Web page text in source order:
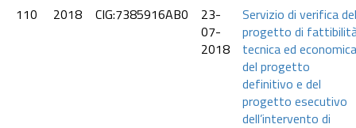
110
2018 CIG:7385916AB0
23-
07-
2018
Servizio di verifica del
progetto di
tecnica ed
del progetto
definitivo e del
progetto esecutivo
dell’intervento di